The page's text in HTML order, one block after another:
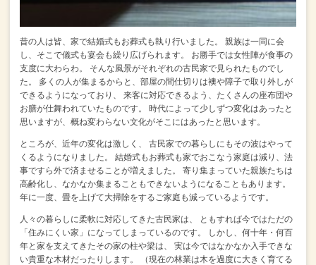
昔の人は皆、家で結婚式もお葬式も執り行いました。
親族は一同に会
し、そこで儀式も宴会も繰り広げられます。
お勝手では女性陣が食事の
支度に大わらわ。
そんな風景がそれぞれの古民家で見られたものでし
た。
多くの人が集まるからと、部屋の間仕切りは襖や障子で取り外しが
できるようになっており、
来客に対応できるよう、たくさんの座布団や
お膳が仕舞われていたものです。
時代によって少しずつ変化はあったと
思いますが、概ね変わらない文化がそこにはあったと思います。
ところが、近年の変化は激しく、
古民家での暮らしにもその波はやって
くるようになりました。
結婚式もお葬式も家でおこなう家庭は減り、法
事ですら外で済ませることが増えました。
寄り集まっていた親族たちは
高齢化し、なかなか集まることもできないようになることもあります。
年に一度、畳を上げて大掃除をするご家庭も減っているようです。
人々の暮らしに柔軟に対応してきた古民家は、
ともすれば今ではただの
「住みにくい家」になってしまっているのです。
しかし、何十年・何百
年と家を支えてきたその家の柱や梁は、
実は今ではなかなか入手できな
い貴重な木材だったりします。
（現在の林業は木を過度に大きく育てる